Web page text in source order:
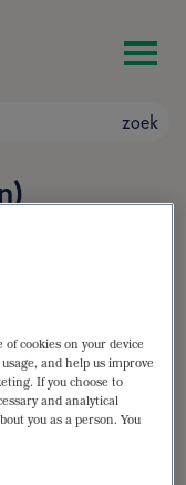
zoek
zoek
cookies on your device
and help us improve
If you choose to
and analytical
you as a person. You